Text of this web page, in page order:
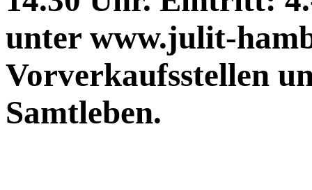
unter www.julit-
Vorverkaufsstellen
Samtleben.